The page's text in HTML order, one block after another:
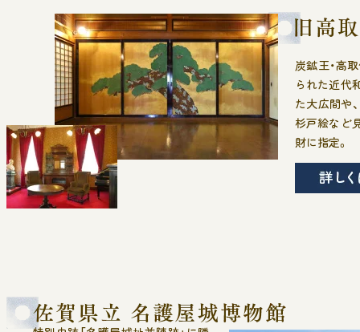
炭鉱王・高
られた近代
た大広間や
杉戸絵など
財に指定。